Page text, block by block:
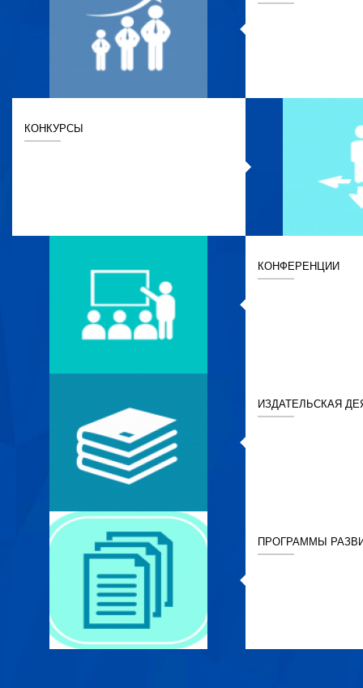
КОНКУРСЫ
КОНФЕРЕНЦИИ
ИЗДАТЕЛЬСКАЯ
ПРОГРАММЫ